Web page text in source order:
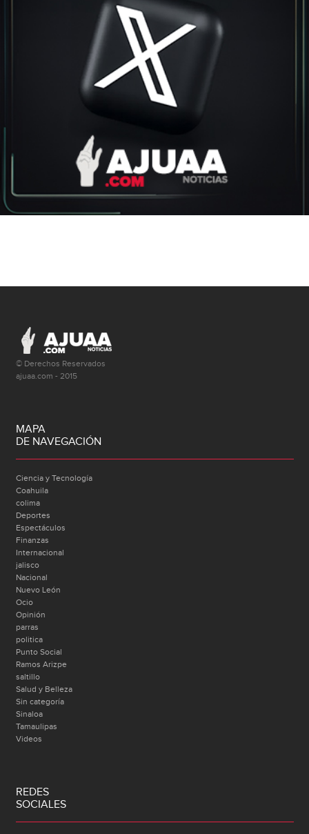
© Derechos Reservados
ajuaa.com - 2015
MAPA
DE NAVEGACIÓN
Ciencia y Tecnología
Coahuila
colima
Deportes
Espectáculos
Finanzas
Internacional
jalisco
Nacional
Nuevo León
Ocio
Opinión
parras
politica
Punto Social
Ramos Arizpe
saltillo
Salud y Belleza
Sin categoría
Sinaloa
Tamaulipas
Videos
REDES
SOCIALES